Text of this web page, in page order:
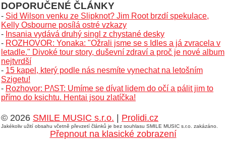
DOPORUČENÉ ČLÁNKY
- Sid Wilson venku ze Slipknot? Jim Root brzdí spekulace,
Kelly Osbourne posílá ostré vzkazy
- Insania vydává druhý singl z chystané desky
- ROZHOVOR: Yonaka: "Ožrali jsme se s Idles a já zvracela v
letadle." Divoké tour story, duševní zdraví a proč je nové album
nejtvrdší
- 15 kapel, který podle nás nesmíte vynechat na letošním
Szigetu!
- Rozhovor: P/\ST: Umíme se dívat lidem do očí a pálit jim to
přímo do ksichtu. Hentai jsou zlatíčka!
© 2026 SMILE MUSIC s.r.o. Prolidi.cz
Jakékoliv užití obsahu včetně převzetí článků je bez souhlasu SMILE MUSIC s.r.o. zakázáno.
Přepnout na klasické zobrazení